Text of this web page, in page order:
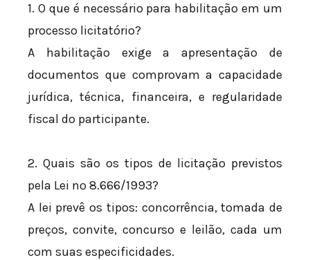
1. O que é necessário para habilitação em um
processo licitatório?
A habilitação exige a apresentação de
documentos que comprovam a capacidade
jurídica, técnica, financeira, e regularidade
fiscal do participante.
2. Quais são os tipos de licitação previstos
pela Lei nº 8.666/1993?
A lei prevê os tipos: concorrência, tomada de
preços, convite, concurso e leilão, cada um
com suas especificidades.